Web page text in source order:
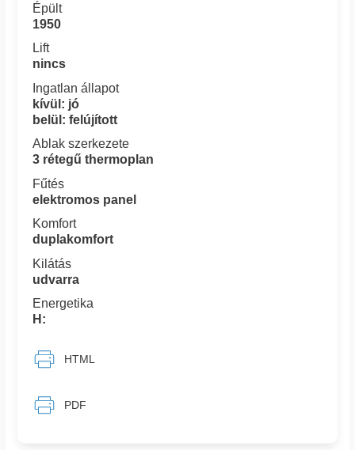
Épült
1950
Lift
nincs
Ingatlan állapot
kívül: jó
belül: felújított
Ablak szerkezete
3 rétegű thermoplan
Fűtés
elektromos panel
Komfort
duplakomfort
Kilátás
udvarra
Energetika
H:
HTML
PDF